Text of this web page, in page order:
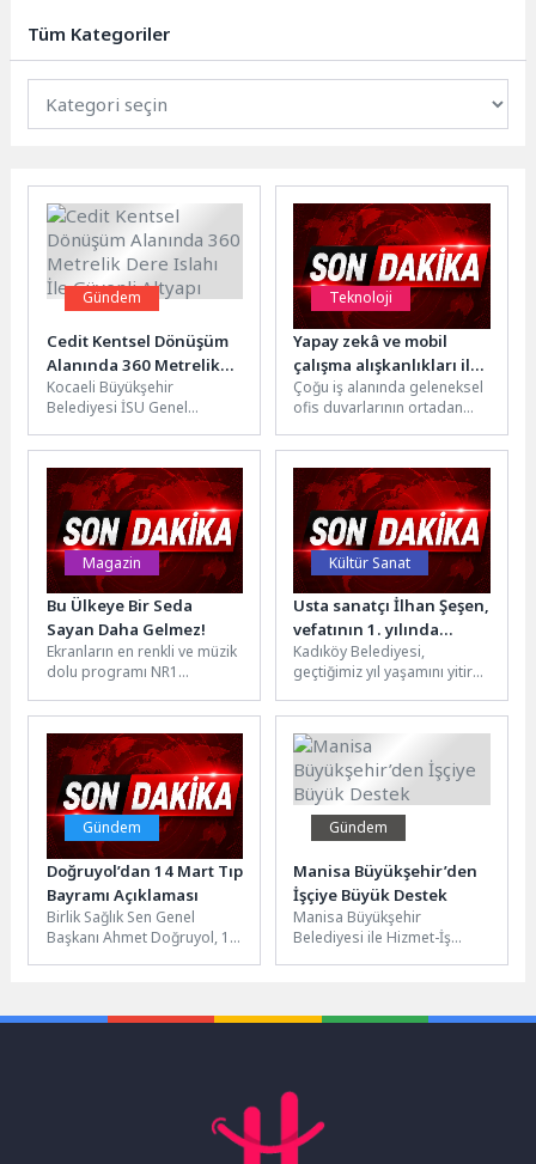
bağ...
Tüm Kategoriler
Gündem
Cedit Kentsel Dönüşüm
Alanında 360 Metrelik
Dere Islahı İle Güvenli
Altyapı
Kocaeli Büyükşehir
Belediyesi İSU Genel
Mahallesi Kentsel Dönüşüm
Alanı’nda yürütülen
çalışmalar...
Teknoloji
Yapay zekâ ve mobil
çalışma alışkanlıkları ile
her yer dijital ofise
dönüşüyor
Çoğu iş alanında geleneksel
ofis duvarlarının ortadan
profesyonellerinin ve içerik
üreticilerinin en...
Magazin
Bu Ülkeye Bir Seda
Sayan Daha Gelmez!
Ekranların en renkli ve müzik
dolu programı NR1
bomba gibi bir bölümle...
Kültür Sanat
Usta sanatçı İlhan Şeşen,
vefatının 1. yılında
Kadıköy Belediyesi’nin
Caddebostan Kültür
Merkezi’nde
anılacak.
Kadıköy Belediyesi,
geçtiğimiz yıl yaşamını yitiren
ismi İlhan Şeşen anısına özel
bir anma gecesi...
Gündem
Doğruyol’dan 14 Mart Tıp
Bayramı Açıklaması
Birlik Sağlık Sen Genel
Başkanı Ahmet Doğruyol, 14
Gündem
Manisa Büyükşehir’den
İşçiye Büyük Destek
Manisa Büyükşehir
Belediyesi ile Hizmet-İş